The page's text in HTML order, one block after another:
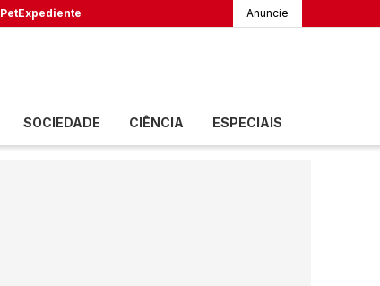
PetExpediente Anuncie
SOCIEDADE CIÊNCIA ESPECIAIS